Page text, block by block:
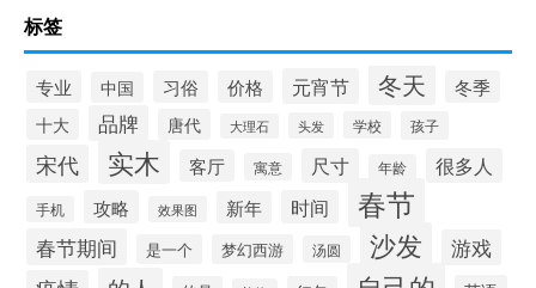
标签
专业 中国 习俗 价格 元宵节 冬天 冬季
十大 品牌 唐代 大理石 头发 学校 孩子
宋代 实木 客厅 寓意 尺寸 年龄 很多人
手机 攻略 效果图 新年 时间 春节
春节期间 是一个 梦幻西游 汤圆 沙发 游戏